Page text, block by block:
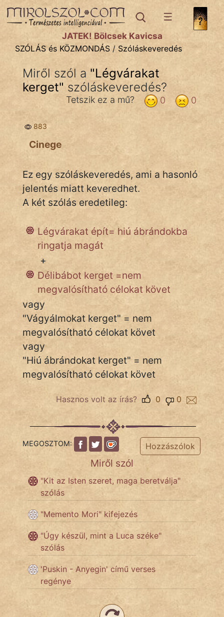
SZÓLÁS ÉS KÖZMONDÁStémák:
Bibliai
Közmondások
Szállóigék
Szóláscsoportok
Szólások
Tréfás
IRODALOM
KÖZMONDÁS
PSZICHO
ZENE
FILM
ÉLETMÓD
TÖRTÉNELEM
Népszerű szerzőink:
Jób Gedeon
JÁTÉK! Bölcsek Kavicsa
SZÓLÁS és KÖZMONDÁS / Szóláskeveredés
Miről szól a "Légvárakat
kerget" szóláskeveredés?
0
0
Tetszik ez a mű?
883
Cinege
Ez egy szóláskeveredés, ami a hasonló
jelentés miatt keveredhet.
A két szólás eredetileg:
Légvárakat épít= hiú ábrándokba
ringatja magát
+
Délibábot kerget =nem
megvalósítható célokat követ
vagy
"Vágyálmokat kerget" = nem
megvalósítható célokat követ
vagy
"Hiú ábrándokat kerget" = nem
megvalósítható célokat követ
Hasznos volt az írás? 0
0
MEGOSZTOM: Hozzászólok
Miről szól
"Kit az Isten szeret, maga beretválja"
szólás
"Memento Mori" kifejezés
"Úgy készül, mint a Luca széke"
szólás
'Puskin - Anyegin' című verses
regénye